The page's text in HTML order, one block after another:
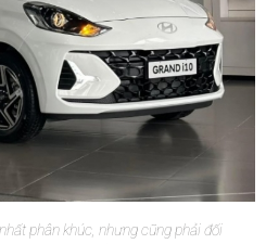
phân khúc, nhưng cũng phải đối